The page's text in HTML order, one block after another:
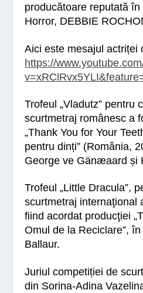
producătoare reputată
Horror, DEBBIE
Aici este mesajul actriței
https://
Trofeul„Vladutz” pentru
scurtmetraj românesc a
„Thank You for Your
pentru dinți” (România,
George ve Gänæaard și
Trofeul „Little Dracula”,
scurtmetraj internaţional
fiind acordat producţiei
Omul de la Reciclare”, în
Ballaur.
Juriul competiției de
din Sorina-Adina